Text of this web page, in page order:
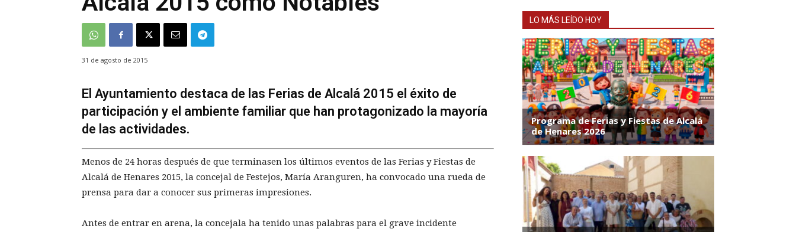
31 de agosto de 2015
El Ayuntamiento destaca de las Ferias de Alcalá 2015 el éxito de
participación y el ambiente familiar que han protagonizado la mayoría
de las actividades.
Menos de 24 horas después de que terminasen los últimos eventos de las Ferias y Fiestas de
Alcalá de Henares 2015, la concejal de Festejos, María Aranguren, ha convocado una rueda de
prensa para dar a conocer sus primeras impresiones.
Antes de entrar en arena, la concejala ha tenido unas palabras para el grave incidente
LO MÁS LEÍDO HOY